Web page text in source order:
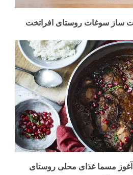
ساز سوغات روستای افراتخت
آغوز مسما غذای محلی روستای